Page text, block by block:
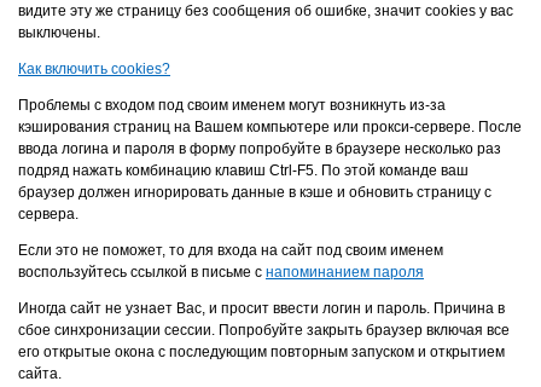
видите эту же страницу без сообщения об ошибке, значит cookies у вас
выключены.
Как включить cookies?
Проблемы с входом под своим именем могут возникнуть из-за
кэширования страниц на Вашем компьютере или прокси-сервере. После
ввода логина и пароля в форму попробуйте в браузере несколько раз
подряд нажать комбинацию клавиш Ctrl-F5. По этой команде ваш
браузер должен игнорировать данные в кэше и обновить страницу с
сервера.
Если это не поможет, то для входа на сайт под своим именем
воспользуйтесь ссылкой в письме с напоминанием пароля
Иногда сайт не узнает Вас, и просит ввести логин и пароль. Причина в
сбое синхронизации сессии. Попробуйте закрыть браузер включая все
его открытые окона с последующим повторным запуском и открытием
сайта.